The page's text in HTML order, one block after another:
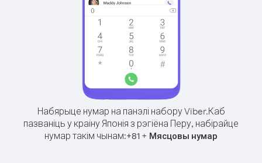
Набярыце нумар на панэлі набору Viber.Каб
пазваніць у краіну Японія з рэгіёна Перу, набірайце
нумар такім чынам:+81 + Мясцовы нумар